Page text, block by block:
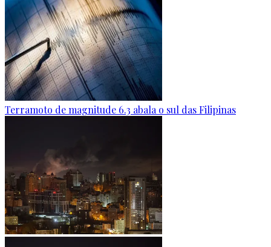
Terramoto de magnitude 6.3 abala o sul das Filipinas